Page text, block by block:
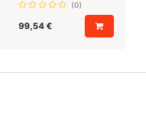
(0)
99,54 €